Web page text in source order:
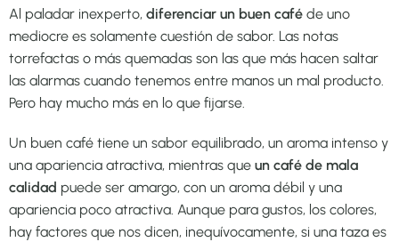
Al paladar inexperto, diferenciar un buen café de uno
mediocre es solamente cuestión de sabor. Las notas
torrefactas o más quemadas son las que más hacen saltar
las alarmas cuando tenemos entre manos un mal producto.
Pero hay mucho más en lo que fijarse.
Un buen café tiene un sabor equilibrado, un aroma intenso y
una apariencia atractiva, mientras que un café de mala
calidad puede ser amargo, con un aroma débil y una
apariencia poco atractiva. Aunque para gustos, los colores,
hay factores que nos dicen, inequívocamente, si una taza es